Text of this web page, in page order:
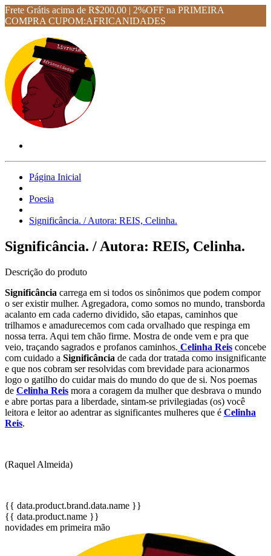
Frete Grátis acima de R$200,00 | 2%OFF na PRIMEIRA
COMPRA CUPOM:AFRICANIDADES
Página Inicial
Poesia
Significância. / Autora: REIS, Celinha.
Significância. / Autora: REIS, Celinha.
Descrição do produto
Significância carrega em si todos os sinônimos que podem compor
o ser existir mulher. Agregadora, como somos no mundo, transborda
acalanto em cada caderno dividido, são etapas, caminhos que
trilhamos e amadurecemos com cada orvalhado que respinga em
nossa terra. Aqui tem chão firme. Mostra de onde vem e pra que
veio, traçando sagrados e profanos caminhos. Celinha Reis concebe
com cuidado a Significância de cada dor tratada como insignificante
e que nos cobram ser resolvidas com brevidade para acionarmos
logo o gatilho do cuidar mais do mundo do que de si. Nos poemas
de Celinha Reis mora a coragem da mulher que desbrava o mundo
e abre portas para a liberdade, sintam-se privilegiadas (os) você
leitora e leitor ao adentrar as significantes mulheres que é Celinha
Reis.
(Raquel Almeida)
{{ data.product.brand.data.name }}
{{ data.product.name }}
novidades em primeira mão